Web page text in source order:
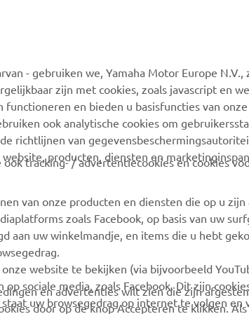
Global
Webshop-ondersteuning
Onderdelencatalogus
Boek een
onderhoudsbeurt
Zoek een Yamaha-dealer
Afvalbatterijen
- gebruiken we, Yamaha Motor Europe N.V.,
zijn met cookies, zoals javascript en
en bieden u basisfuncties van
ook analytische cookies om
richtlijnen van
producten, diensten en
tracking- / advertentiecookies en cookies
van onze producten en diensten die op u
zoals Facebook, op basis van uw
aan uw winkelmandje, en items die u hebt
website te bekijken (via bijvoorbeeld
sociale media, zoals Facebook. Dit zijn
uw browsegedrag op internet te volgen en
en advertenties wilt zien die zijn
door op de knop Accepteren te klikken.